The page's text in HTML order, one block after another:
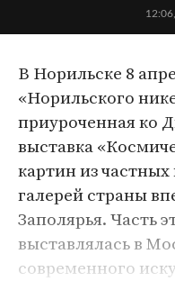
В Норильске 8
«Норильского
приуроченная ко
выставка
картин из
галерей страны
Заполярья. Часть
выставлялась в
современного